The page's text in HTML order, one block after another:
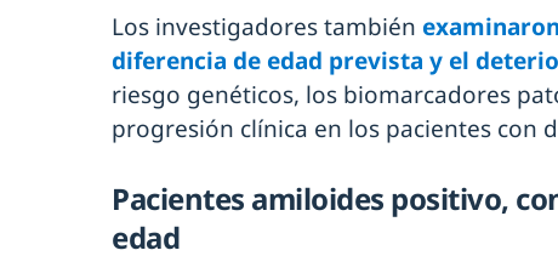
Los investigadores también
diferencia de edad prevista y el
riesgo genéticos, los biomarcadores
progresión clínica en los pacientes con
Pacientes amiloides positivo,
edad